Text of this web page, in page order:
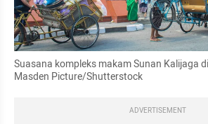
Suasana kompleks makam Sunan Kalijaga
Masden Picture/Shutterstock
ADVERTISEMENT